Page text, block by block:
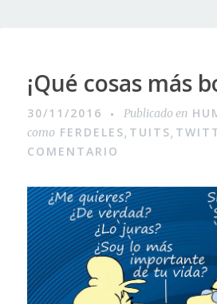
¡Qué cosas más
30/11/2016 Publicado en
como FERDELES, TUITS,
COMENTARIO